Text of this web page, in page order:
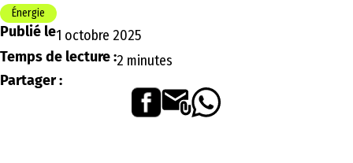
Énergie
Publié le1 octobre 2025
Temps de lecture :2 minutes
Partager :